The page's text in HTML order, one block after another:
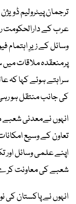
ترجمان پیٹرولیم
عرب کے
پرمنعقدہ ملاقات
سراہتے ہوئے کہا کہ
کی جانب منتقل ہو
انہوں نےمعدنی شعبے
تعاون کے وسیع
اپنے علمی وسائل
شعبے کی معاونت
انہوں نے پاکستان کی